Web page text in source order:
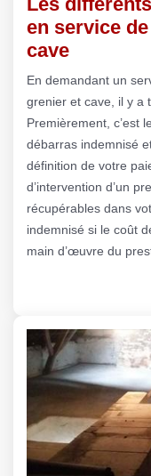
en service
cave
En demandant un
grenier et cave, il y a
Premièrement, c’est
débarras indemnisé
définition de votre
d’intervention d’un
récupérables dans
indemnisé si le coût
main d’œuvre du